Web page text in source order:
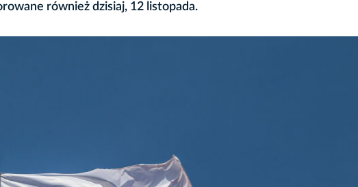
również dzisiaj, 12 listopada.